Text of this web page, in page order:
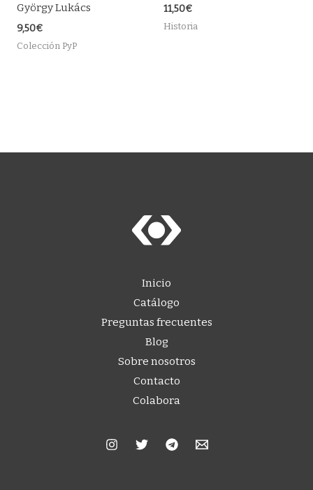
György Lukács
9,50€
Colección PyP
11,50€
Historia
Inicio
Catálogo
Preguntas frecuentes
Blog
Sobre nosotros
Contacto
Colabora